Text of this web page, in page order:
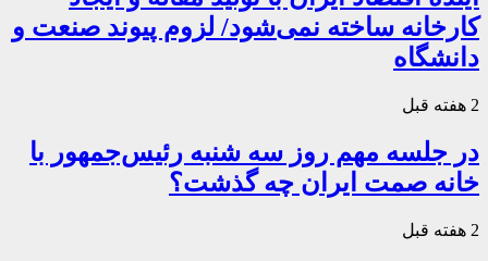
کارخانه ساخته نمی‌شود/ لزوم پیوند صنعت و
دانشگاه
2 هفته قبل
در جلسه مهم روز سه شنبه رئیس‌جمهور با
خانه صمت ایران چه گذشت؟
2 هفته قبل